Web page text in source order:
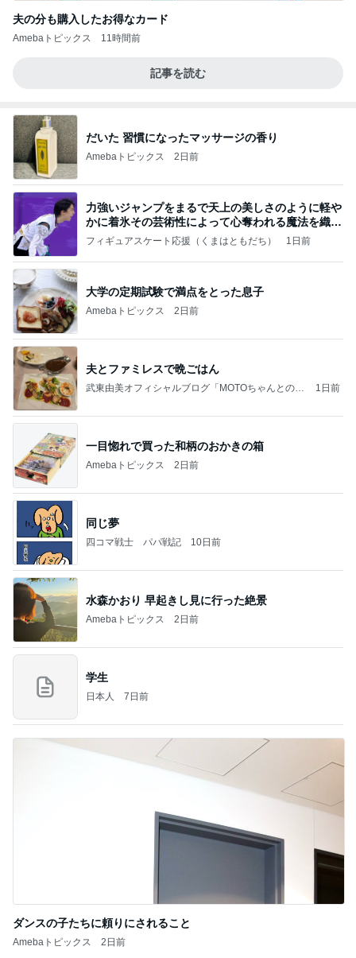
夫の分も購入したお得なカード
Amebaトピックス 11時間前
記事を読む
だいた 習慣になったマッサージの香り
Amebaトピックス 2日前
力強いジャンプをまるで天上の美しさのように軽や
かに着氷その芸術性によって心奪われる魔法を織り
なす
フィギュアスケート応援（くまはともだち） 1日前
大学の定期試験で満点をとった息子
Amebaトピックス 2日前
夫とファミレスで晩ごはん
武東由美オフィシャルブログ「MOTOちゃんとのは
1日前
一目惚れで買った和柄のおかきの箱
Amebaトピックス 2日前
同じ夢
四コマ戦士 パパ戦記 10日前
水森かおり 早起きし見に行った絶景
Amebaトピックス 2日前
学生
日本人 7日前
ダンスの子たちに頼りにされること
Amebaトピックス 2日前